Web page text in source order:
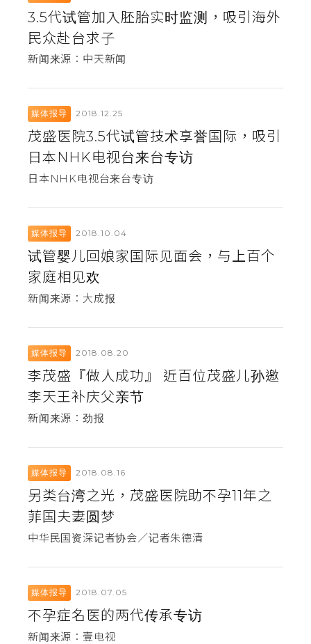
3.5代试管加入胚胎实时监测，吸引海外
民众赴台求子
新闻来源：中天新闻
媒体报导 2018.12.25
茂盛医院3.5代试管技术享誉国际，吸引
日本NHK电视台来台专访
日本NHK电视台来台专访
媒体报导 2018.10.04
试管婴儿回娘家国际见面会，与上百个
家庭相见欢
新闻来源：大成报
媒体报导 2018.08.20
李茂盛『做人成功』 近百位茂盛儿孙邀
李天王补庆父亲节
新闻来源：劲报
媒体报导 2018.08.16
另类台湾之光，茂盛医院助不孕11年之
菲国夫妻圆梦
中华民国资深记者协会／记者朱德清
媒体报导 2018.07.05
不孕症名医的两代传承专访
新闻来源：壹电视